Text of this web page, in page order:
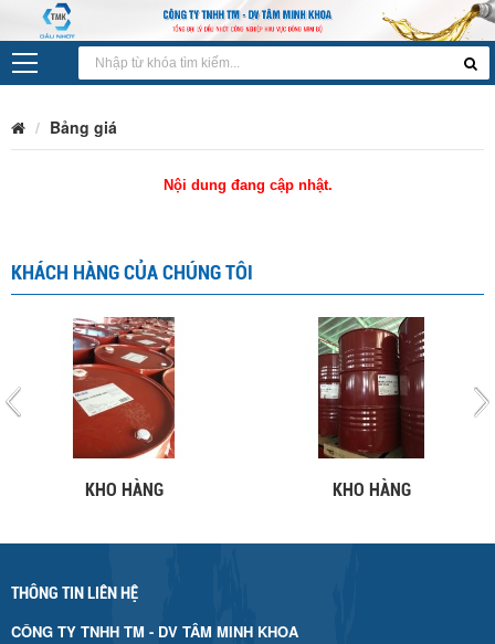
Bảng giá
Nội dung đang cập nhật.
KHÁCH HÀNG CỦA CHÚNG TÔI
KHO HÀNG KHO HÀNG
THÔNG TIN LIÊN HỆ
CÔNG TY TNHH TM - DV TÂM MINH KHOA